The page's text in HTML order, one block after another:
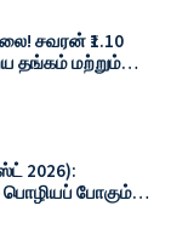
சவரன் ₹1.10
தங்கம் மற்றும்
08-2026)
2026):
போகும்